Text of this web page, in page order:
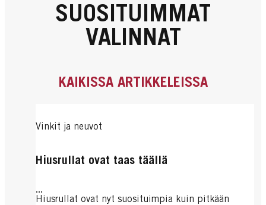
SUOSITUIMMAT
VALINNAT
KAIKISSA ARTIKKELEISSA
Vinkit ja neuvot
Hiusrullat ovat taas täällä
...
Hiusrullat ovat nyt suosituimpia kuin pitkään